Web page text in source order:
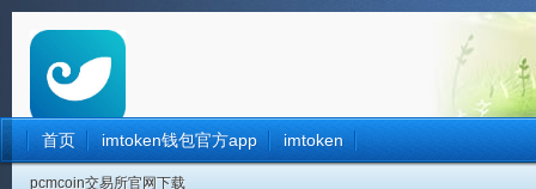
首页 imtoken钱包官方app imtoken
pcmcoin交易所官网下载